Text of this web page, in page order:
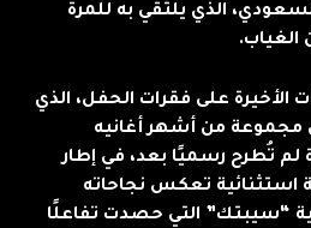
الذي يلتقي به للمرة
الغياب.
الأخيرة على فقرات الحفل، الذي
مجموعة من أشهر أغانيه
لم تُطرح رسميًا بعد، في إطار
استثنائية تعكس نجاحاته
“سيبتك” التي حصدت تفاعلًا